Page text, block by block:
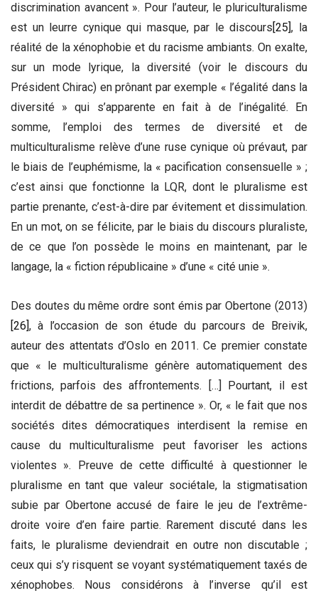
discrimination avancent ». Pour l’auteur, le pluriculturalisme
est un leurre cynique qui masque, par le discours[25], la
réalité de la xénophobie et du racisme ambiants. On exalte,
sur un mode lyrique, la diversité (voir le discours du
Président Chirac) en prônant par exemple « l’égalité dans la
diversité » qui s’apparente en fait à de l’inégalité. En
somme, l’emploi des termes de diversité et de
multiculturalisme relève d’une ruse cynique où prévaut, par
le biais de l’euphémisme, la « pacification consensuelle » ;
c’est ainsi que fonctionne la LQR, dont le pluralisme est
partie prenante, c’est-à-dire par évitement et dissimulation.
En un mot, on se félicite, par le biais du discours pluraliste,
de ce que l’on possède le moins en maintenant, par le
langage, la « fiction républicaine » d’une « cité unie ».
Des doutes du même ordre sont émis par Obertone (2013)
[26] , à l’occasion de son étude du parcours de Breivik,
auteur des attentats d’Oslo en 2011. Ce premier constate
que « le multiculturalisme génère automatiquement des
frictions, parfois des affrontements. […] Pourtant, il est
interdit de débattre de sa pertinence ». Or, « le fait que nos
sociétés dites démocratiques interdisent la remise en
cause du multiculturalisme peut favoriser les actions
violentes ». Preuve de cette difficulté à questionner le
pluralisme en tant que valeur sociétale, la stigmatisation
subie par Obertone accusé de faire le jeu de l’extrême-
droite voire d’en faire partie. Rarement discuté dans les
faits, le pluralisme deviendrait en outre non discutable ;
ceux qui s’y risquent se voyant systématiquement taxés de
xénophobes. Nous considérons à l’inverse qu’il est